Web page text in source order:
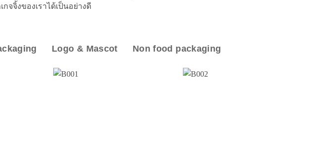
จจิ้งของเราได้เป็นอย่างดี
Logo & Mascot Non food packaging